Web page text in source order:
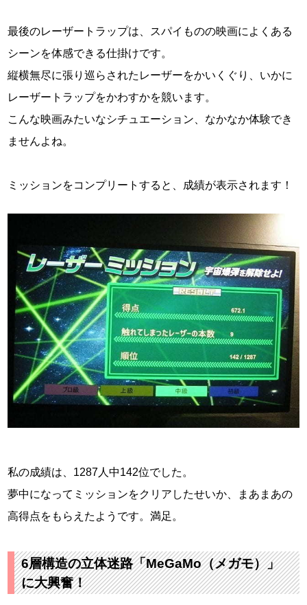
最後のレーザートラップは、スパイものの映画によくある
シーンを体感できる仕掛けです。
縦横無尽に張り巡らされたレーザーをかいくぐり、いかに
レーザートラップをかわすかを競います。
こんな映画みたいなシチュエーション、なかなか体験でき
ませんよね。
ミッションをコンプリートすると、成績が表示されます！
私の成績は、1287人中142位でした。
夢中になってミッションをクリアしたせいか、まあまあの
高得点をもらえたようです。満足。
6層構造の立体迷路「MeGaMo（メガモ）」
に大興奮！